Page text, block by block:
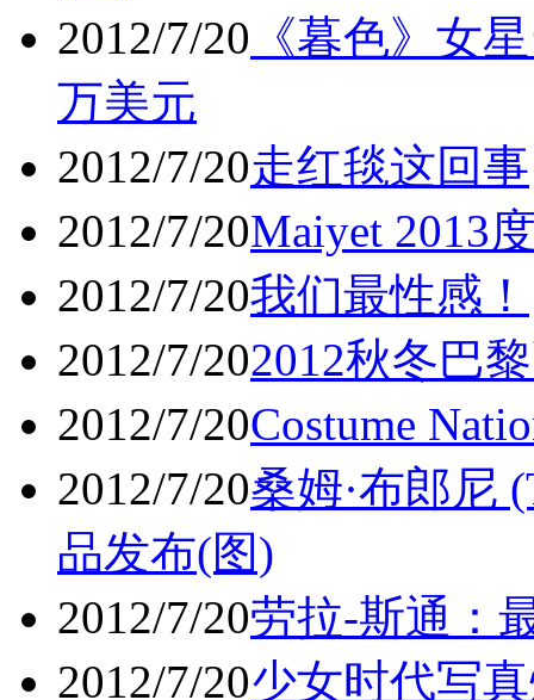
2012/7/20 《暮色》女
万美元
2012/7/20走红毯这回事
2012/7/20Maiyet 2013
2012/7/20我们最性感！
2012/7/202012秋冬巴
2012/7/20Costume
2012/7/20桑姆·布郎尼
品发布(图)
2012/7/20劳拉-斯通：
2012/7/20少女时代写